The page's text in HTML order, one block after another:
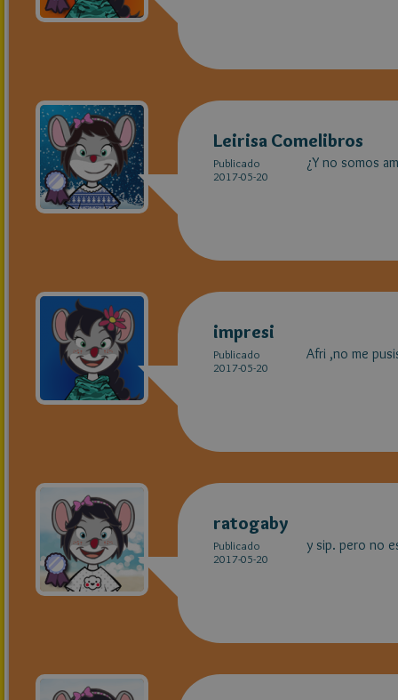
Leirisa Comelibros
Publicado
2017-05-20
¿Y no somos
impresi
Publicado
2017-05-20
Afri ,no me
ratogaby
Publicado
2017-05-20
y sip. pero no